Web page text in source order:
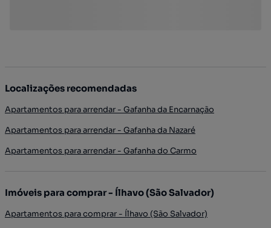
Localizações recomendadas
Apartamentos para arrendar - Gafanha da Encarnação
Apartamentos para arrendar - Gafanha da Nazaré
Apartamentos para arrendar - Gafanha do Carmo
Imóveis para comprar - Ílhavo (São Salvador)
Apartamentos para comprar - Ílhavo (São Salvador)